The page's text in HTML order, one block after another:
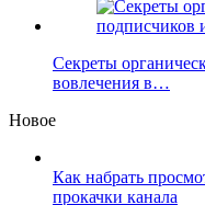
Секреты
вовлечения в…
Новое
Как набрать
прокачки канала